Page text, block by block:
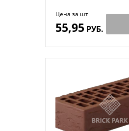
Цена за шт
55,95 РУБ.